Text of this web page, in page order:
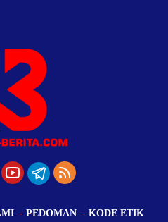
PEDOMAN KODE ETIK